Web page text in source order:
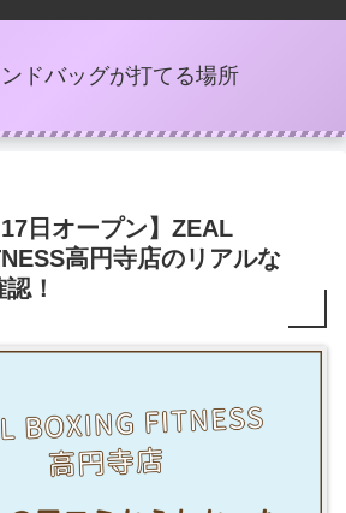
ドバッグが打てる場所
17日オープン】ZEAL
高円寺店のリアルな
！